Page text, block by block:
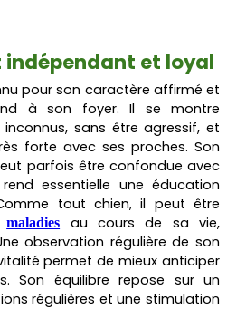
et loyal
pour son caractère affirmé et
à son foyer. Il se montre
sans être agressif, et
forte avec ses proches. Son
parfois être confondue avec
essentielle une éducation
tout chien, il peut être
maladies
au cours de sa vie,
observation régulière de son
permet de mieux anticiper
Son équilibre repose sur un
régulières et une stimulation